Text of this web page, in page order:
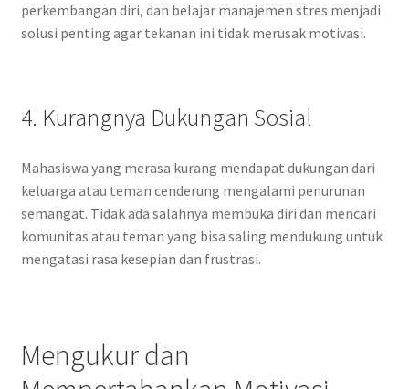
perkembangan diri, dan belajar manajemen stres menjadi
solusi penting agar tekanan ini tidak merusak motivasi.
4. Kurangnya Dukungan Sosial
Mahasiswa yang merasa kurang mendapat dukungan dari
keluarga atau teman cenderung mengalami penurunan
semangat. Tidak ada salahnya membuka diri dan mencari
komunitas atau teman yang bisa saling mendukung untuk
mengatasi rasa kesepian dan frustrasi.
Mengukur dan